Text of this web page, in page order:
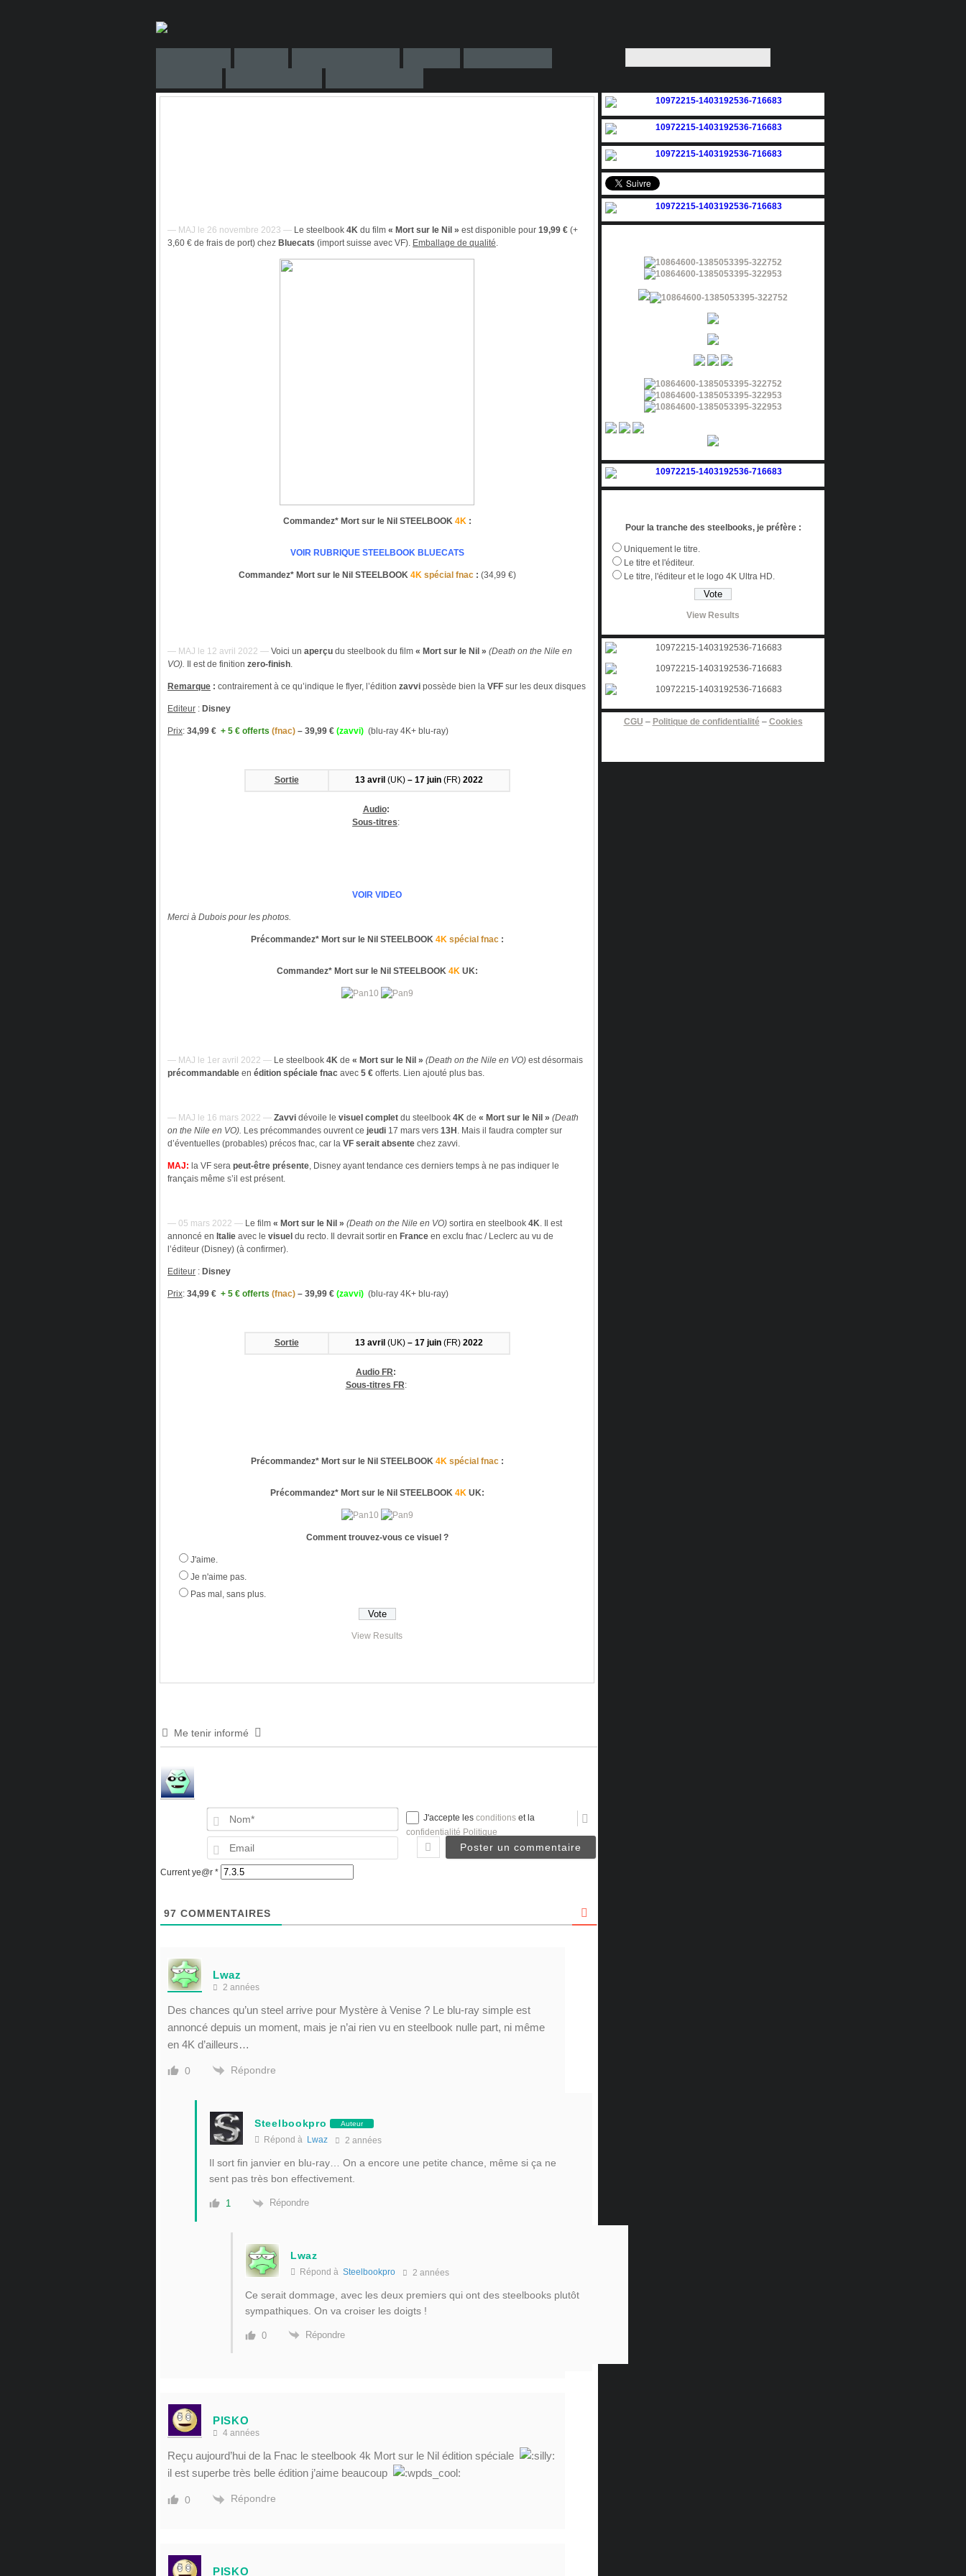
— MAJ le 26 novembre 2023 — Le steelbook 4K du film « Mort sur le Nil » est disponible pour 19,99 € (+
3,60 € de frais de port) chez Bluecats (import suisse avec VF). Emballage de qualité.
Commandez* Mort sur le Nil STEELBOOK 4K:
VOIR RUBRIQUE STEELBOOK BLUECATS
Commandez* Mort sur le Nil STEELBOOK 4K spécial fnac : (34,99 €)
— MAJ le 12 avril 2022 — Voici un aperçu du steelbook du film « Mort sur le Nil » (Death on the Nile en
VO).
Il est de finition zero-finish.
Remarque : contrairement à ce qu’indique le flyer, l’édition zavvi possède bien la VFF sur les deux disques
Editeur : Disney
Prix: 34,99 € + 5 € offerts (fnac) – 39,99 € (zavvi) (blu-ray 4K+ blu-ray)
Sortie 13 avril (UK)– 17 juin(FR) 2022
Audio:
Sous-titres:
VOIR VIDEO
Merci à Dubois pour les photos.
Précommandez* Mort sur le Nil STEELBOOK 4K spécial fnac :
Commandez* Mort sur le Nil STEELBOOK 4KUK:
— MAJ le 1er avril 2022 — Le steelbook 4K de « Mort sur le Nil » (Death on the Nile en VO) est désormais
précommandable en édition spéciale fnac avec 5 € offerts. Lien ajouté plus bas.
— MAJ le 16 mars 2022 — Zavvi dévoile le visuel complet du steelbook 4K de « Mort sur le Nil » (Death
on the Nile en VO). Les précommandes ouvrent ce jeudi 17 mars vers 13H . Mais il faudra compter sur
d’éventuelles (probables) précos fnac, car la VF serait absente chez zavvi.
MAJ: la VF sera peut-être présente, Disney ayant tendance ces derniers temps à ne pas indiquer le
français même s’il est présent.
— 05 mars 2022 — Le film « Mort sur le Nil » (Death on the Nile en VO) sortira en steelbook 4K. Il est
annoncé en Italie avec le visuel du recto. Il devrait sortir en France en exclu fnac / Leclerc au vu de
l’éditeur (Disney) (à confirmer).
Editeur : Disney
Prix: 34,99 € + 5 € offerts (fnac) – 39,99 € (zavvi) (blu-ray 4K+ blu-ray)
Sortie 13 avril (UK)– 17 juin(FR) 2022
Audio FR:
Sous-titres FR:
Précommandez* Mort sur le Nil STEELBOOK 4K spécial fnac :
Précommandez* Mort sur le Nil STEELBOOK 4KUK:
Comment trouvez-vous ce visuel ?
J'aime.
Je n'aime pas.
Pas mal, sans plus.
View Results
Me tenir informé
Nom*
J'accepte les conditions et la
confidentialité Politique
Current ye@r *
97 COMMENTAIRES
Lwaz
2 années
Des chances qu’un steel arrive pour Mystère à Venise ? Le blu-ray simple est
annoncé depuis un moment, mais je n’ai rien vu en steelbook nulle part, ni même
en 4K d’ailleurs…
0 Répondre
Steelbookpro Auteur
Répond à Lwaz 2 années
Il sort fin janvier en blu-ray… On a encore une petite chance, même si ça ne
sent pas très bon effectivement.
1 Répondre
Lwaz
Répond à Steelbookpro 2 années
Ce serait dommage, avec les deux premiers qui ont des steelbooks plutôt
sympathiques. On va croiser les doigts !
0 Répondre
PISKO
4 années
Reçu aujourd’hui de la Fnac le steelbook 4k Mort sur le Nil édition spéciale
il est superbe très belle édition j’aime beaucoup
0 Répondre
PISKO
Pour la tranche des steelbooks, je préfère :
Uniquement le titre.
Le titre et l'éditeur.
Le titre, l'éditeur et le logo 4K Ultra HD.
View Results
CGU – Politique de confidentialité – Cookies